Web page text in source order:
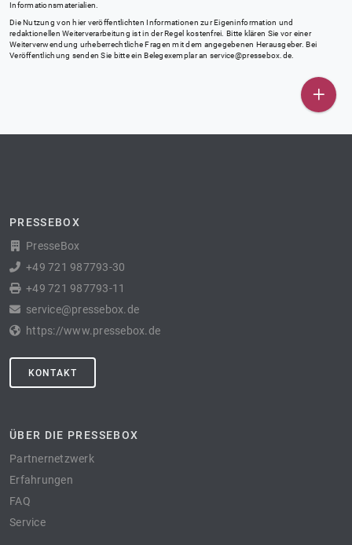
Informationsmaterialien.
Die Nutzung von hier veröffentlichten Informationen zur Eigeninformation und
redaktionellen Weiterverarbeitung ist in der Regel kostenfrei. Bitte klären Sie vor einer
Weiterverwendung urheberrechtliche Fragen mit dem angegebenen Herausgeber. Bei
Veröffentlichung senden Sie bitte ein Belegexemplar an service@pressebox.de
PRESSEBOX
PresseBox
+49 721 987793-30
+49 721 987793-11
service@pressebox.de
https://www.pressebox.de
KONTAKT
ÜBER DIE PRESSEBOX
Partnernetzwerk
Erfahrungen
FAQ
Service